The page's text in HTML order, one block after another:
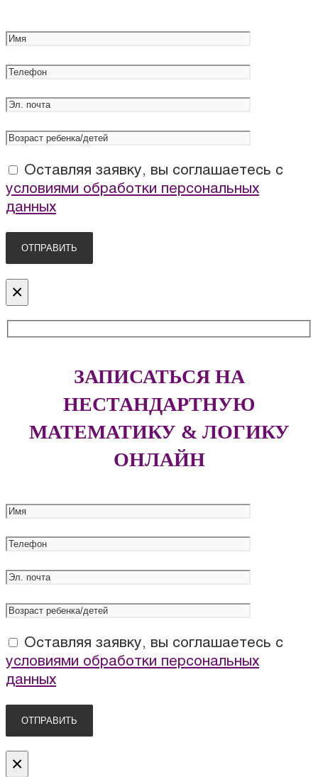
Оставляя заявку, вы соглашаетесь с
условиями обработки персональных
данных
×
ЗАПИСАТЬСЯ НА
НЕСТАНДАРТНУЮ
МАТЕМАТИКУ & ЛОГИКУ
ОНЛАЙН
Оставляя заявку, вы соглашаетесь с
условиями обработки персональных
данных
×